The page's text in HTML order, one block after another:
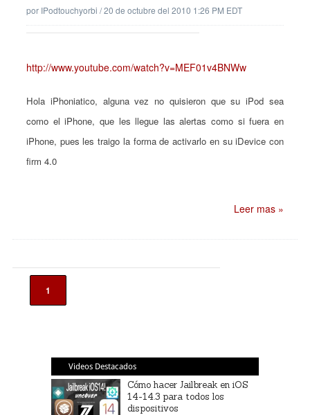
por IPodtouchyorbi /20 de octubre del 2010 1:26 PM EDT
http://www.youtube.com/watch?v=MEF01v4BNWw
Hola iPhoniatico, alguna vez no quisieron que su iPod sea
como el iPhone, que les llegue las alertas como si fuera en
iPhone, pues les traigo la forma de activarlo en su iDevice con
firm 4.0
Leer mas »
1
Videos Destacados
Cómo hacer Jailbreak en iOS
14-14.3 para todos los
dispositivos